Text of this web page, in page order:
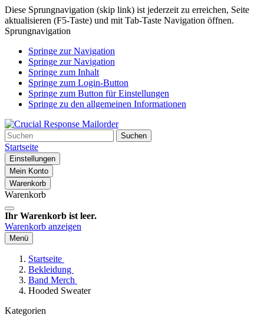
Diese Sprungnavigation (skip link) ist jederzeit zu erreichen, Seite
aktualisieren (F5-Taste) und mit Tab-Taste Navigation öffnen.
Sprungnavigation
Springe zur Navigation
Springe zur Navigation
Springe zum Inhalt
Springe zum Login-Button
Springe zum Button für Einstellungen
Springe zu den allgemeinen Informationen
Suchen
Startseite
Einstellungen
Mein Konto
Warenkorb
Warenkorb
Ihr Warenkorb ist leer.
Warenkorb anzeigen
Menü
Startseite
Bekleidung
Band Merch
Hooded Sweater
Kategorien